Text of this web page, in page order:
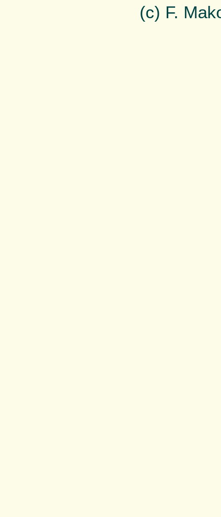
(c) F.